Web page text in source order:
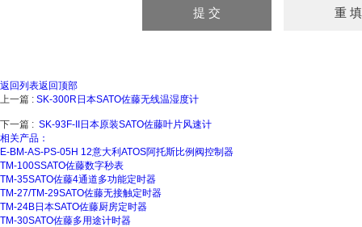
返回列表返回顶部
上一篇 : SK-300R日本SATO佐藤无线温湿度计
下一篇 : SK-93F-II日本原装SATO佐藤叶片风速计
相关产品：
E-BM-AS-PS-05H 12意大利ATOS阿托斯比例阀控制器
TM-100SSATO佐藤数字秒表
TM-35SATO佐藤4通道多功能定时器
TM-27/TM-29SATO佐藤无接触定时器
TM-24B日本SATO佐藤厨房定时器
TM-30SATO佐藤多用途计时器